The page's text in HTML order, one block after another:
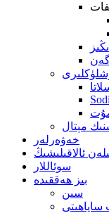
مېتال
خەۋەرلەر
ئالاقىلىشىڭ
سوئاللار
بىز ھەققىدە
سىن
ساياھىتى